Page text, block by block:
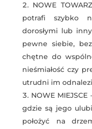
NOWE
potrafi szybko
dorosłymi lub
pewne siebie,
chętne do
nieśmiałość czy
utrudni im
NOWE
gdzie są jego
położyć na